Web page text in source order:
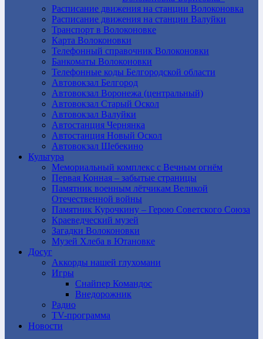
Расписание движения на станции Волоконовка
Расписание движения на станции Валуйки
Транспорт в Волоконовке
Карта Волоконовки
Телефонный справочник Волоконовки
Банкоматы Волоконовки
Телефонные коды Белгородской области
Автовокзал Белгород
Автовокзал Воронежа (центральный)
Автовокзал Старый Оскол
Автовокзал Валуйки
Автостанция Чернянка
Автостанция Новый Оскол
Автовокзал Шебекино
Культура
Мемориальный комплекс с Вечным огнём
Первая Конная – забытые страницы
Памятник военным лётчикам Великой
Отечественной войны
Памятник Курочкину – Герою Советского Союза
Краеведческий музей
Загадки Волоконовки
Музей Хлеба в Ютановке
Досуг
Аккорды нашей глухомани
Игры
Снайпер Командос
Внедорожник
Радио
TV-программа
Новости